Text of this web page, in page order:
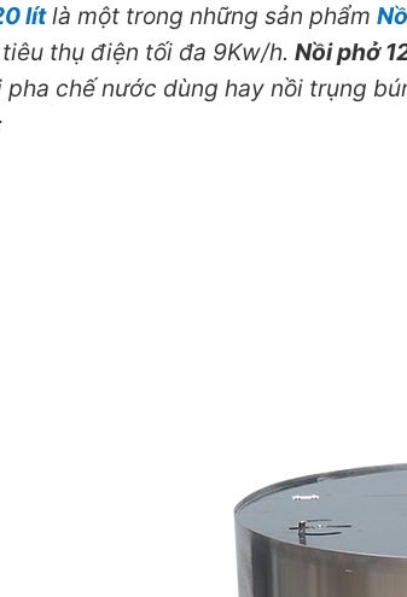
lítlà một trong những sản phẩm
thụ điện tối đa 9Kw/h. Nồi phở
pha chế nước dùng hay nồi trụng